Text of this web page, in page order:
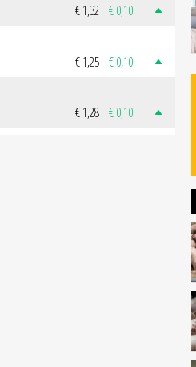
€ 1,32 € 0,10
€ 1,25 € 0,10
€ 1,28 € 0,10